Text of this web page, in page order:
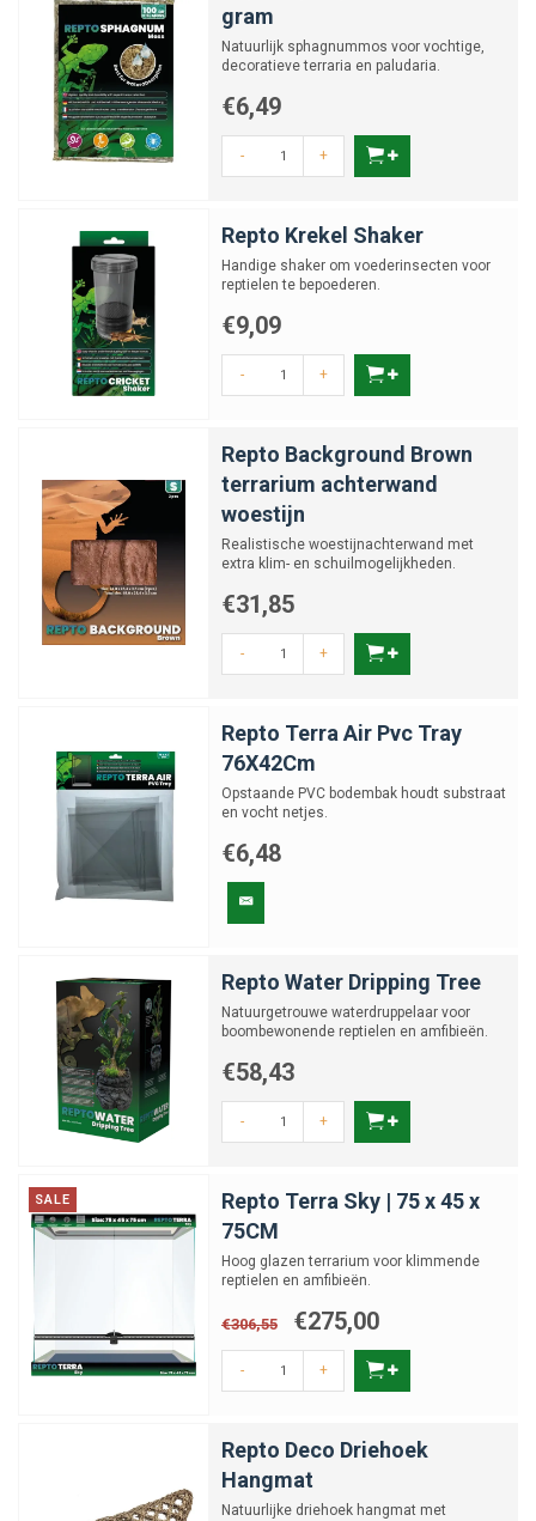
gram
Natuurlijk sphagnummos voor vochtige,
decoratieve terraria en paludaria.
€6,49
- +
Repto Krekel Shaker
Handige shaker om voederinsecten voor
reptielen te bepoederen.
€9,09
- +
Repto Background Brown
terrarium achterwand
woestijn
Realistische woestijnachterwand met
extra klim- en schuilmogelijkheden.
€31,85
- +
Repto Terra Air Pvc Tray
76X42Cm
Opstaande PVC bodembak houdt substraat
en vocht netjes.
€6,48
Repto Water Dripping Tree
Natuurgetrouwe waterdruppelaar voor
boombewonende reptielen en amfibieën.
€58,43
- +
SALE
Repto Terra Sky | 75 x 45 x
75CM
Hoog glazen terrarium voor klimmende
reptielen en amfibieën.
€306,55 €275,00
- +
Repto Deco Driehoek
Hangmat
Natuurlijke driehoek hangmat met